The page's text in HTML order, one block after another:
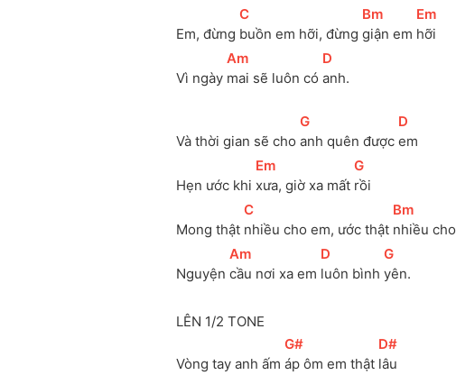
Em, đừng
[
C
buồn em hỡi, đừng
[Bm
giận em
[Em
hỡi
Vì ngày
[
Am
mai sẽ luôn có
[D
anh.
Và thời gian sẽ cho
[
G
anh quên được
[D
em
Hẹn ước khi
[Em
xưa, giờ xa mất
[
G
rồi
Mong thật
[
C
nhiều cho em, ước thật
[Bm
nhiều cho
Nguyện
[
Am
cầu nơi xa em
[D
luôn bình
[
G
yên.
LÊN 1/2 TONE
Vòng tay anh ấm
[
G#
áp ôm em thật
[D#
lâu